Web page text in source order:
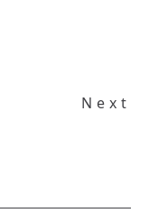
Next